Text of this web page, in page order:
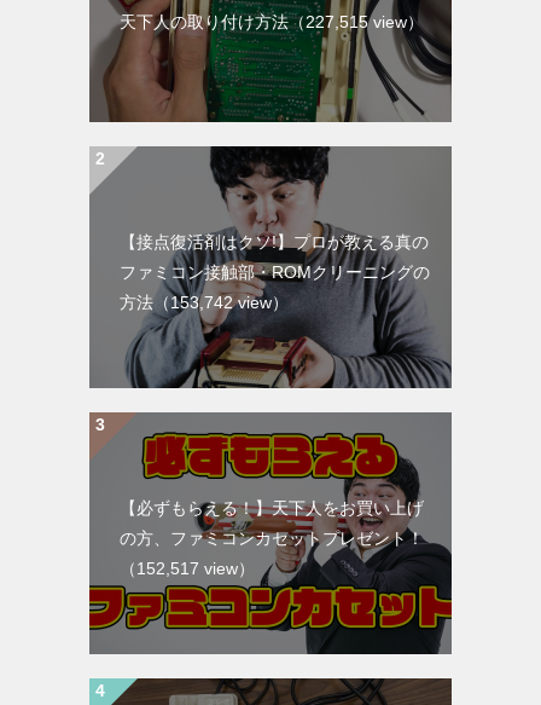
天下人の取り付け方法（227,515 view）
【接点復活剤はクソ!】プロが教える真の
ファミコン接触部・ROMクリーニングの
方法（153,742 view）
【必ずもらえる！】天下人をお買い上げ
の方、ファミコンカセットプレゼント！
（152,517 view）